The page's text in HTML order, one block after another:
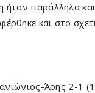
παράλληλα
και στο
Άρης 2-1